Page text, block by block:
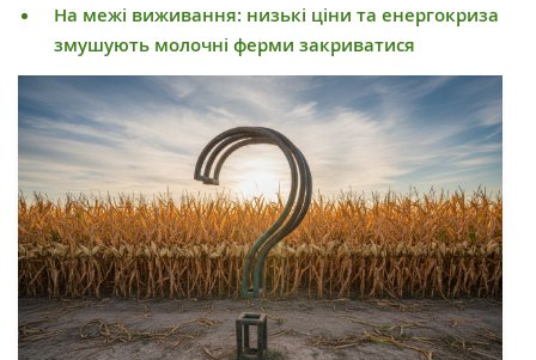
На межі виживання: низькі ціни та енергокриза
змушують молочні ферми закриватися